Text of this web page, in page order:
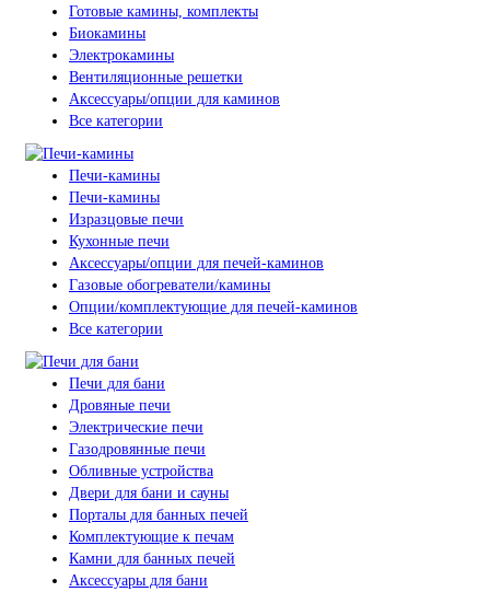
Готовые камины, комплекты
Биокамины
Электрокамины
Вентиляционные решетки
Аксессуары/опции для каминов
Все категории
Печи-камины
Печи-камины
Изразцовые печи
Кухонные печи
Аксессуары/опции для печей-каминов
Газовые обогреватели/камины
Опции/комплектующие для печей-каминов
Все категории
Печи для бани
Дровяные печи
Электрические печи
Газодровянные печи
Обливные устройства
Двери для бани и сауны
Порталы для банных печей
Комплектующие к печам
Камни для банных печей
Аксессуары для бани